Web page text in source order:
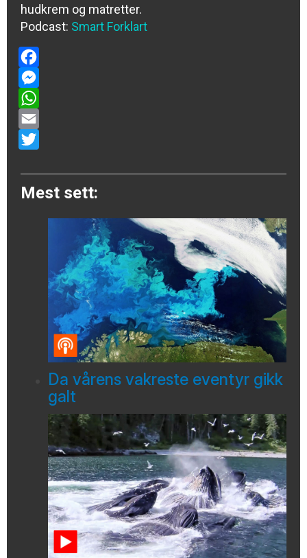
hudkrem og matretter.
Podcast: Smart Forklart
Facebook
Messenger
WhatsApp
Email
Mest sett:
Da vårens vakreste eventyr gikk
galt